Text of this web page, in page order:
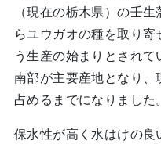
（現在の栃木県）の壬
らユウガオの種を取り
う生産の始まりとされ
南部が主要産地となり
占めるまでになりました。
保水性が高く水はけの